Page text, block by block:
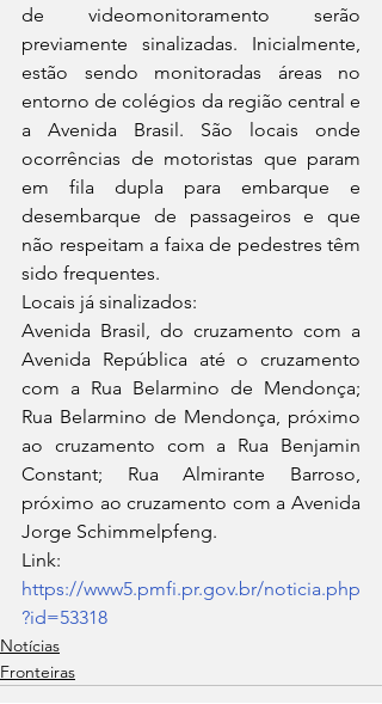
de videomonitoramento serão
previamente sinalizadas. Inicialmente,
estão sendo monitoradas áreas no
entorno de colégios da região central e
a Avenida Brasil. São locais onde
ocorrências de motoristas que param
em fila dupla para embarque e
desembarque de passageiros e que
não respeitam a faixa de pedestres têm
sido frequentes.
Locais já sinalizados:
Avenida Brasil, do cruzamento com a
Avenida República até o cruzamento
com a Rua Belarmino de Mendonça;
Rua Belarmino de Mendonça, próximo
ao cruzamento com a Rua Benjamin
Constant; Rua Almirante Barroso,
próximo ao cruzamento com a Avenida
Jorge Schimmelpfeng.
https://www5.pmfi.pr.gov.br/noticia.php
?id=53318
Notícias
Fronteiras